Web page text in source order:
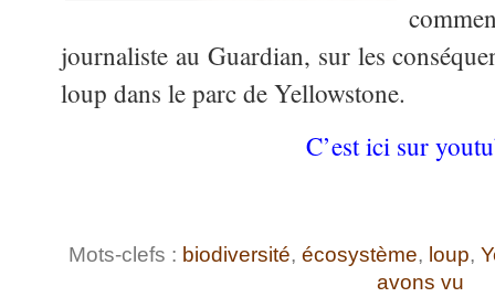
journaliste au Guardian, sur les
loup dans le parc de Yellowstone.
C’est ici sur
Mots-clefs : biodiversité, écosystème, loup,
avons vu